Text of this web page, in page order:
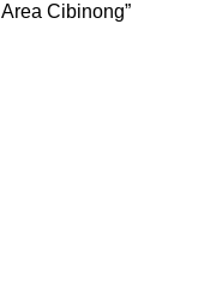
Cibinong”